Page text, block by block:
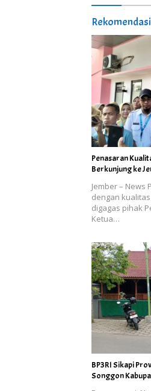
Penasaran
Berkunjung ke
Jember – News
dengan
digagas pihak
Ketua…
BP3RI Sikapi
Songgon